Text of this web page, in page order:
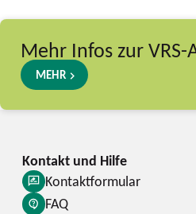
Mehr Infos zur VRS-
MEHR
Kontaktformular
FAQ